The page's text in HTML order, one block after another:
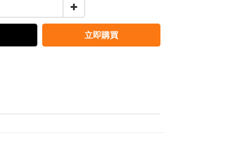
立即購買